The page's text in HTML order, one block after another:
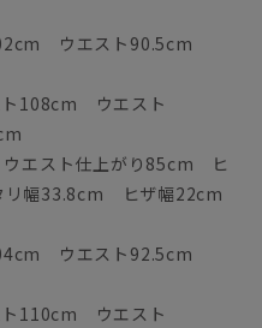
ウエスト90.5cm
ト108cm ウエスト
エスト仕上がり85cm ヒ
幅33.8cm ヒザ幅22cm
ウエスト92.5cm
ト110cm ウエスト